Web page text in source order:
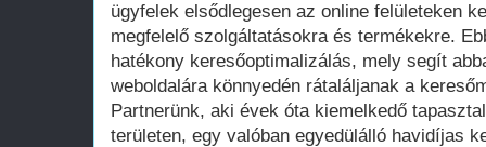
ügyfelek elsődlegesen az online felületeken
megfelelő szolgáltatásokra és termékekre.
hatékony keresőoptimalizálás, mely segít
weboldalára könnyedén rátaláljanak a
Partnerünk, aki évek óta kiemelkedő
területen, egy valóban egyedülálló havidíjas